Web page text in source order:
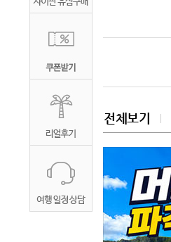
전체보기